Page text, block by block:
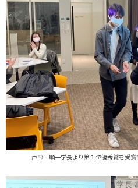
戸部 順一学長より第１位優秀賞を受